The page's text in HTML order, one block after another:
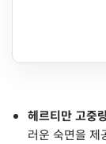
헤르티만 고중
러운 숙면을 제